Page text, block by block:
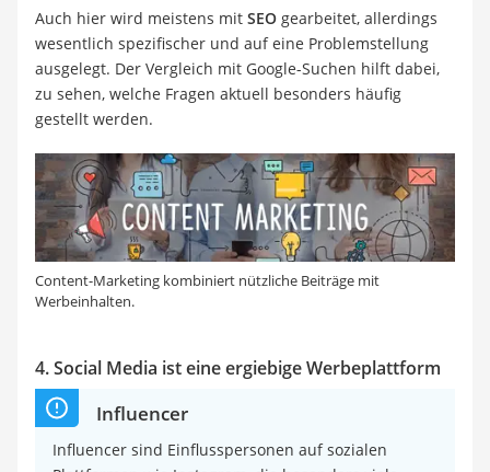
Auch hier wird meistens mit SEO gearbeitet, allerdings
wesentlich spezifischer und auf eine Problemstellung
ausgelegt. Der Vergleich mit Google-Suchen hilft dabei,
zu sehen, welche Fragen aktuell besonders häufig
gestellt werden.
Content-Marketing kombiniert nützliche Beiträge mit
Werbeinhalten.
4. Social Media ist eine ergiebige Werbeplattform
Influencer
Influencer sind Einflusspersonen auf sozialen